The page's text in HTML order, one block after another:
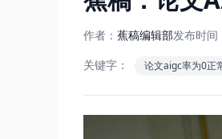
作者： 蕉稿编辑部发布时间
关键字：
论文aigc率为0正